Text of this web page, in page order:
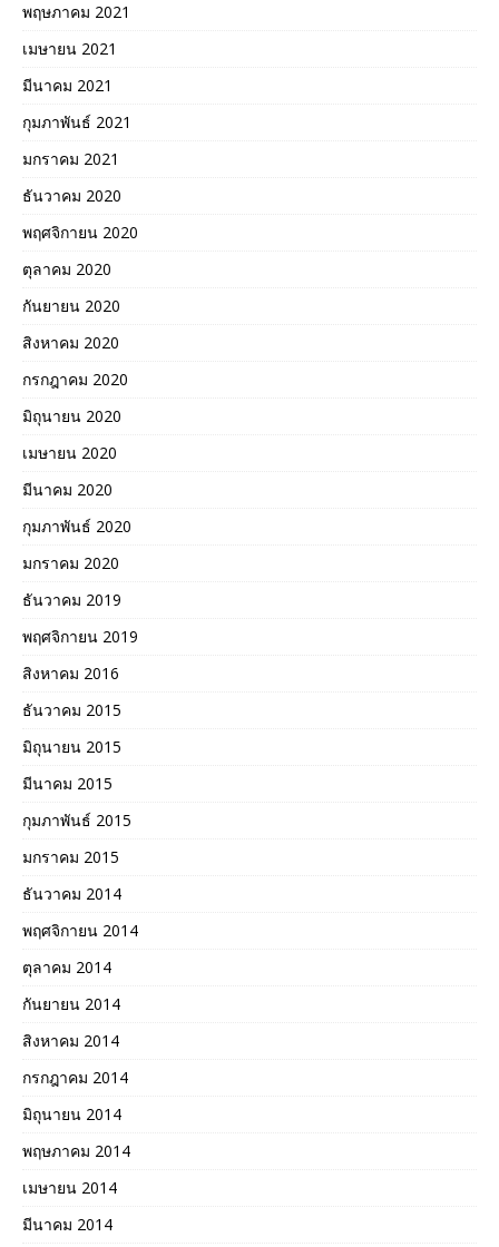
พฤษภาคม 2021
เมษายน 2021
มีนาคม 2021
กุมภาพันธ์ 2021
มกราคม 2021
ธันวาคม 2020
พฤศจิกายน 2020
ตุลาคม 2020
กันยายน 2020
สิงหาคม 2020
กรกฎาคม 2020
มิถุนายน 2020
เมษายน 2020
มีนาคม 2020
กุมภาพันธ์ 2020
มกราคม 2020
ธันวาคม 2019
พฤศจิกายน 2019
สิงหาคม 2016
ธันวาคม 2015
มิถุนายน 2015
มีนาคม 2015
กุมภาพันธ์ 2015
มกราคม 2015
ธันวาคม 2014
พฤศจิกายน 2014
ตุลาคม 2014
กันยายน 2014
สิงหาคม 2014
กรกฎาคม 2014
มิถุนายน 2014
พฤษภาคม 2014
เมษายน 2014
มีนาคม 2014